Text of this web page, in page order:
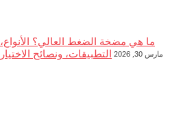
ما هي مضخة الضغط العالي؟ الأنواع،
التطبيقات، ونصائح الاختيار
مارس 30, 2026